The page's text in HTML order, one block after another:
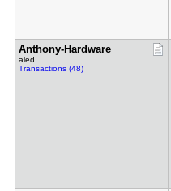
Anthony-Ha​rdware
aled
Transactions (48)